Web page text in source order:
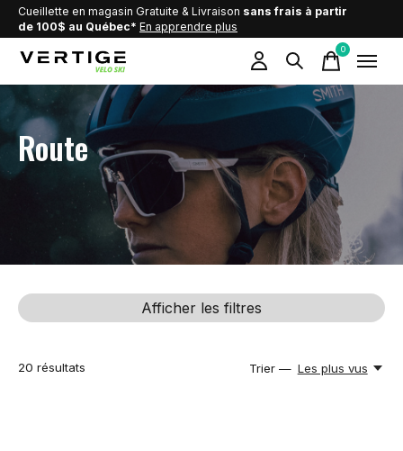
Cueillette en magasin Gratuite & Livraison sans frais à partir
de 100$ au Québec* En apprendre plus
0items
Route
Afficher les filtres
20 résultats Trier — Les plus vus